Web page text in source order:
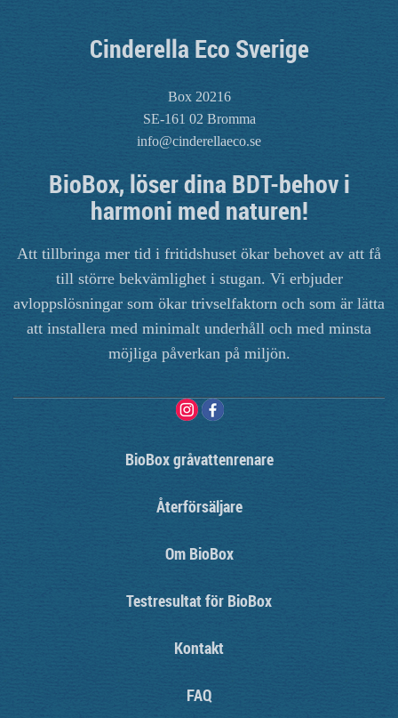
Cinderella Eco Sverige
Box 20216
SE-161 02 Bromma
info@cinderellaeco.se
BioBox, löser dina BDT-behov i
harmoni med naturen!
Att tillbringa mer tid i fritidshuset ökar behovet av att få
till större bekvämlighet i stugan. Vi erbjuder
avloppslösningar som ökar trivselfaktorn och som är lätta
att installera med minimalt underhåll och med minsta
möjliga påverkan på miljön.
BioBox gråvattenrenare
Återförsäljare
Om BioBox
Testresultat för BioBox
Kontakt
FAQ